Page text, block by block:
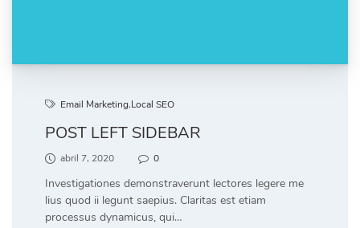
Email Marketing,Local SEO
POST LEFT SIDEBAR
abril 7, 2020 0
Investigationes demonstraverunt lectores legere me
lius quod ii legunt saepius. Claritas est etiam
processus dynamicus, qui…